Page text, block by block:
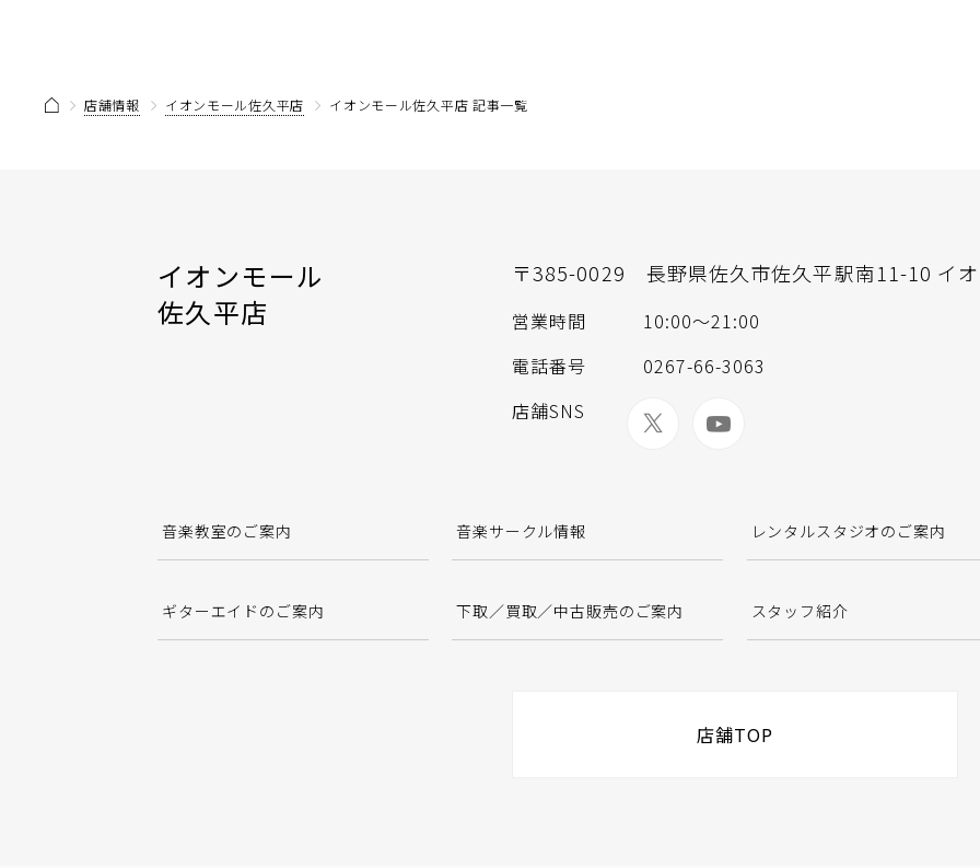
店舗情報 イオンモール佐久平店 イオンモール佐久平店 記事一覧
イオンモール
佐久平店
〒385-0029 長野県佐久市佐久平駅南11-10 イ
営業時間
10:00～21:00
電話番号
0267-66-3063
店舗SNS
音楽教室のご案内 音楽サークル情報 レンタルスタジオのご案内
ギターエイドのご案内 下取／買取／中古販売のご案内 スタッフ紹介
店舗TOP